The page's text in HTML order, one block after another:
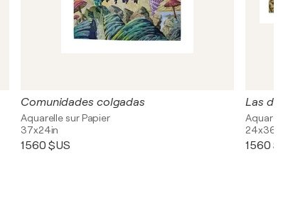
Comunidades colgadas
Aquarelle sur Papier
37x24in
1 560 $US
Las
24x36in
1 560